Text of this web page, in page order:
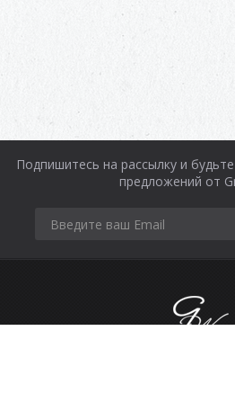
Подпишитесь на рассылку и
предложений от